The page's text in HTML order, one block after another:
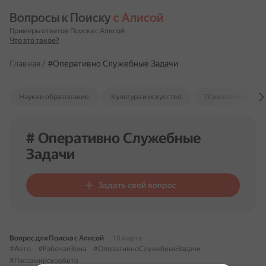
Вопросы к Поиску с Алисой
Примеры ответов Поиска с Алисой
Что это такое?
Главная / #Оперативно Служебные Задачи
Наука и образование Культура и искусство Психология и
# Оперативно Служебные
Задачи
Задать свой вопрос
Вопрос для Поиска с Алисой
18 марта
#Авто
#РабочаяЗона
#ОперативноСлужебныеЗадачи
#ПассажирскоеАвто